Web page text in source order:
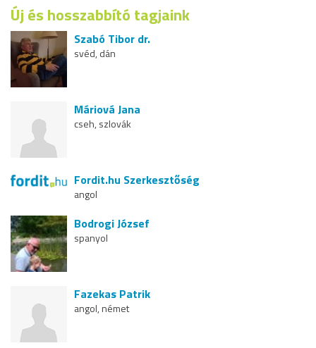
Új és hosszabbító tagjaink
Szabó Tibor dr.
svéd, dán
Máriová Jana
cseh, szlovák
Fordit.hu Szerkesztőség
angol
Bodrogi József
spanyol
Fazekas Patrik
angol, német